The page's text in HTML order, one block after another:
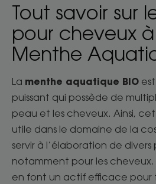
Tout savoir sur
pour cheveux
Menthe
La menthe aquatique BIO
puissant qui possède de
peau et les cheveux. Ainsi,
utile dans le domaine de la
servir à l’élaboration de divers
notamment pour les cheveux.
en font un actif efficace pour